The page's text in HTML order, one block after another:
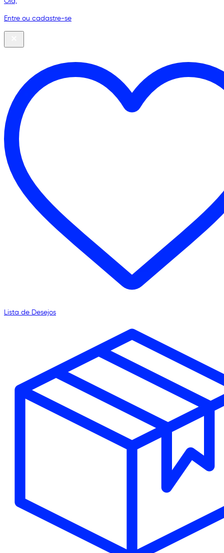
Entre ou cadastre-se
Lista de Desejos